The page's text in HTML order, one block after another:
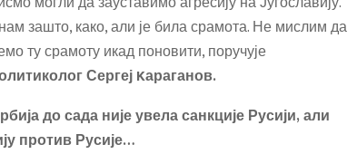
зашто, како, али је била срамота. Не мислим да
ту срамоту икад поновити, поручује
Сергеј Kараганов.
до сада није увела санкције Русији, али
против Русије…